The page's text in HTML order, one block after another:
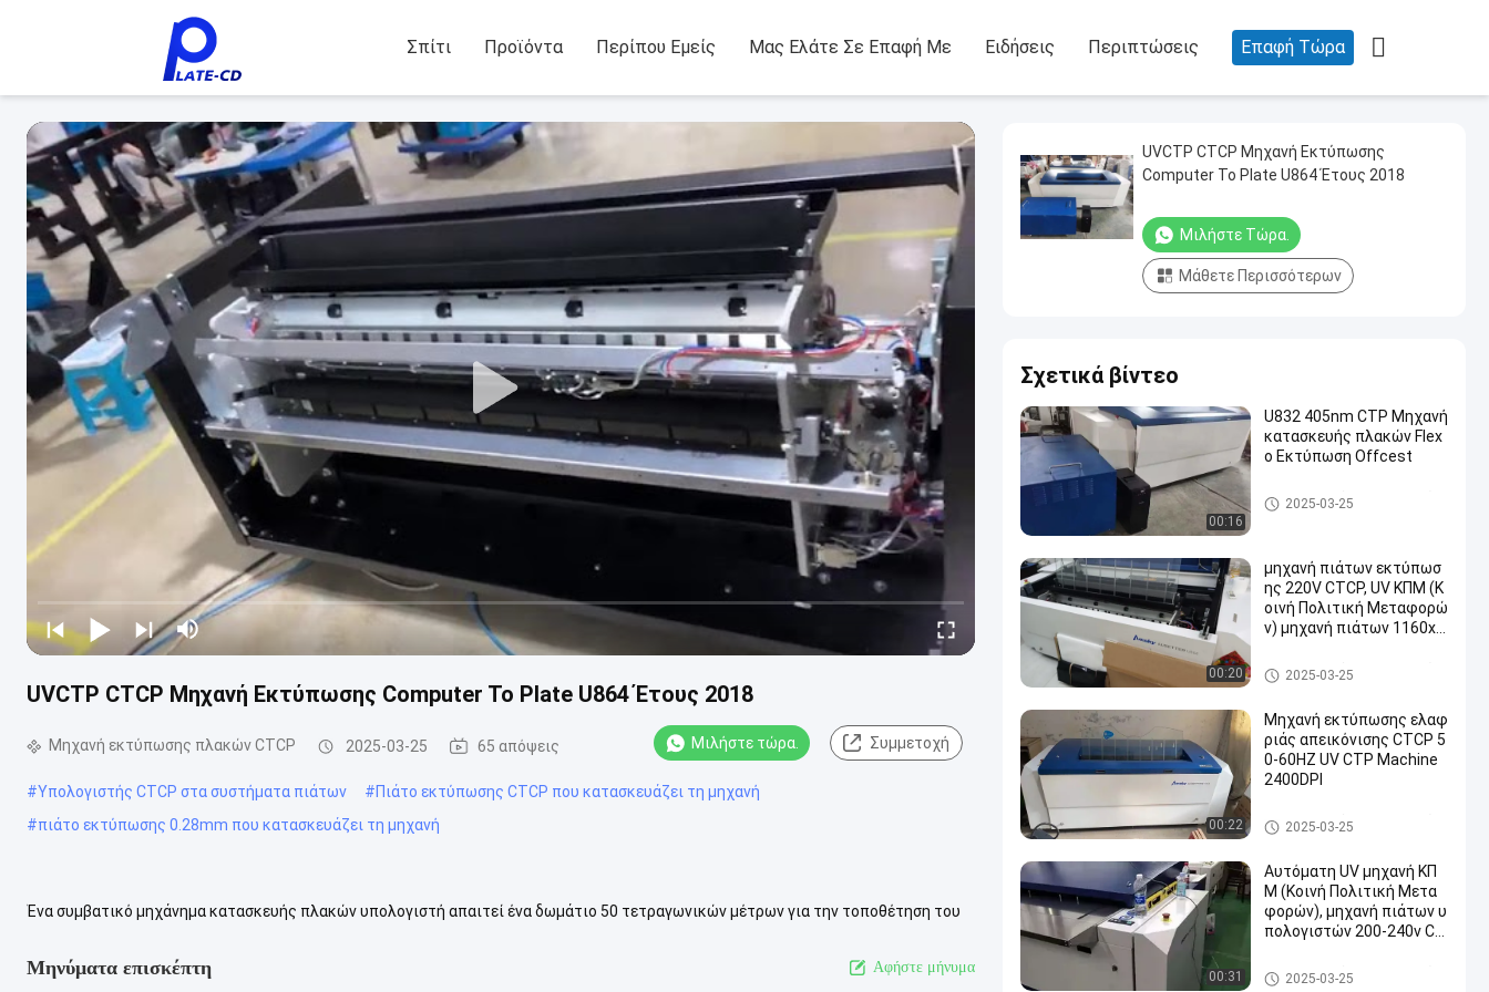
Σπίτι Προϊόντα Περίπου Εμείς Μας Ελάτε Σε Επαφή Με Ειδήσεις Περιπτώσεις Επαφή Τώρα 
UVCTP CTCP Μηχανή Εκτύπωσης Computer To Plate U864 Έτους 2018
Μηχανή εκτύπωσης πλακών CTCP 2025-03-25 65 απόψεις Μιλήστε τώρα. Συμμετοχή
#Υπολογιστής CTCP στα συστήματα πιάτων #Πιάτο εκτύπωσης CTCP που κατασκευάζει τη μηχανή
#πιάτο εκτύπωσης 0.28mm που κατασκευάζει τη μηχανή
Ένα συμβατικό μηχάνημα κατασκευής πλακών υπολογιστή απαιτεί ένα δωμάτιο 50 τετραγωνικών μέτρων για την τοποθέτηση του
Μηνύματα επισκέπτη Αφήστε μήνυμα
UVCTP CTCP Μηχανή Εκτύπωσης
Computer To Plate U864 Έτους 2018
Μιλήστε Τώρα.
Μάθετε Περισσότερων
Σχετικά βίντεο
00:16
U832 405nm CTP Μηχανή
κατασκευής πλακών Flex
o Εκτύπωση Offcest
Μηχανή εκτύπωσης πλακών
CTCP
2025-03-25
00:20
μηχανή πιάτων εκτύπωσ
ης 220V CTCP, UV ΚΠΜ (Κ
οινή Πολιτική Μεταφορώ
ν) μηχανή πιάτων 1160x9
Μηχανή εκτύπωσης πλακών
CTCP
2025-03-25
00:22
Μηχανή εκτύπωσης ελαφ
ριάς απεικόνισης CTCP 5
0-60HZ UV CTP Machine
2400DPI
Μηχανή εκτύπωσης πλακών
CTCP
2025-03-25
00:31
Αυτόματη UV μηχανή ΚΠ
Μ (Κοινή Πολιτική Μετα
φορών), μηχανή πιάτων υ
πολογιστών 200-240v Ct
Μηχανή εκτύπωσης πλακών
2025-03-25